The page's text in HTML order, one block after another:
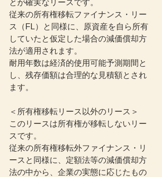
とが確実なリースです。
従来の所有権移転ファイナンス・リー
ス（FL）と同様に、原資産を自ら所有
していたと仮定した場合の減価償却方
法が適用されます。
耐用年数は経済的使用可能予測期間と
し、残存価額は合理的な見積額とされ
ます。
＜所有権移転リース以外のリース＞
このリースは所有権が移転しないリー
スです。
従来の所有権移転外ファイナンス・リ
ースと同様に、定額法等の減価償却方
法の中から、企業の実態に応じたもの